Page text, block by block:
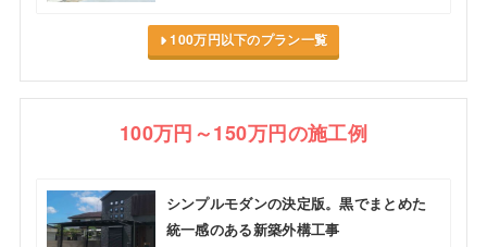
100万円以下のプラン一覧
100万円～150万円の施工例
シンプルモダンの決定版。黒でまとめた
統一感のある新築外構工事